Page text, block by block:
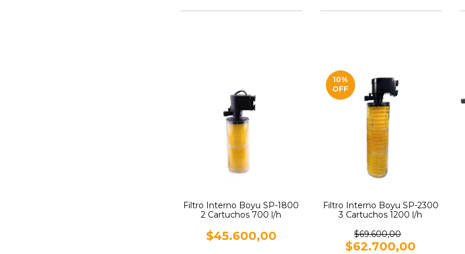
Filtro Interno Boyu SP-1800
2 Cartuchos 700 l/h
$45.600,00
10%
OFF
Filtro Interno Boyu SP-2300
3 Cartuchos 1200 l/h
$69.600,00
$62.700,00